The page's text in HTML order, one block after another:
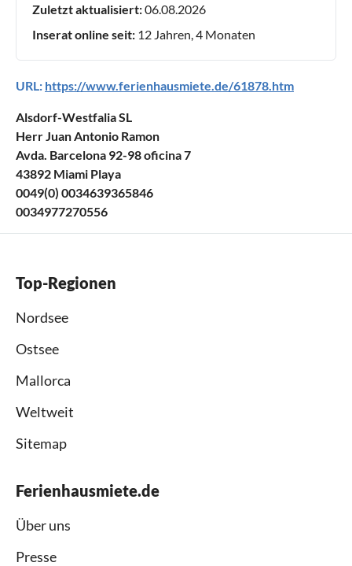
Zuletzt aktualisiert:06.08.2026
Inserat online seit: 12 Jahren, 4 Monaten
URL: https://www.ferienhausmiete.de/61878.htm
Alsdorf-Westfalia SL
Herr Juan Antonio Ramon
Avda. Barcelona 92-98 oficina 7
43892 Miami Playa
0049(0) 0034639365846
0034977270556
Top-Regionen
Nordsee
Ostsee
Mallorca
Weltweit
Sitemap
Ferienhausmiete.de
Über uns
Presse